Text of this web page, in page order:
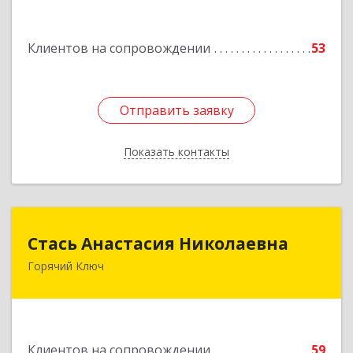
Клиентов на сопровождении 53
Отправить заявку
Показать контакты
Отправить заявку
Назад
Стась Анастасия Николаевна
Горячий Ключ
353290, г. Горячий Ключ, ул. Ленина, д. 242,